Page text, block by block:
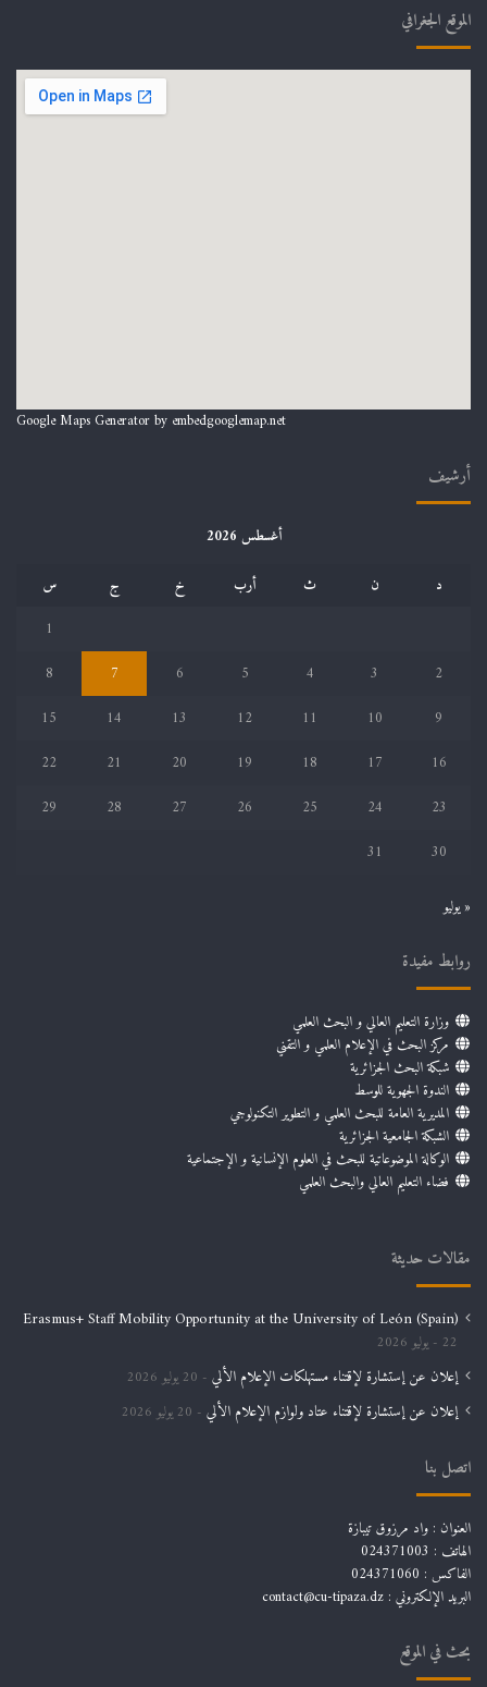
الموقع الجغرافي
Google Maps Generator by embedgooglemap.net
أرشيف
أغسطس 2026
د
ن ث أرب خ ج
س
1
2
3
4
5
6
7
8
9
10
11
12
13
14
15
16
17
18
19
20
21
22
23
24
25
26
27
28
29
30
31
« يوليو
روابط مفيدة
وزارة التعليم العالي و البحث العلمي
مركز البحث في الإعلام العلمي و التقني
شبكة البحث الجزائرية
الندوة الجهوية للوسط
المديرية العامة للبحث العلمي و التطوير التكنولوجي
الشبكة الجامعية الجزائرية
الوكالة الموضوعاتية للبحث في العلوم الإنسانية و الإجتماعية
فضاء التعليم العالي والبحث العلمي
مقالات حديثة
Erasmus+ Staff Mobility Opportunity at the University of León (Spain)
22 يوليو 2026
إعلان عن إستشارة لإقتناء مستهلكات الإعلام الألي 20 يوليو 2026
إعلان عن إستشارة لإقتناء عتاد ولوازم الإعلام الألي 20 يوليو 2026
اتصل بنا
العنوان : واد مرزوق تيبازة
الهاتف : 024371003
الفاكس : 024371060
البريد الإلكتروني : contact@cu-tipaza.dz
بحث في الموقع